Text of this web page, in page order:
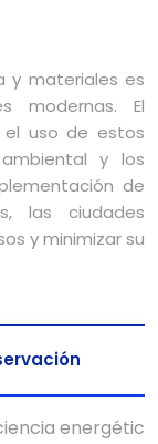
y materiales es
modernas. El
el uso de estos
y los
de
las ciudades
y minimizar su